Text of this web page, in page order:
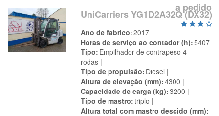
a pedido
UniCarriers YG1D2A32Q (DX32)
Ano de fabrico 2017
Horas de serviço ao contador (h) 5407
Tipo Empilhador de contrapeso 4
rodas
Tipo de propulsão Diesel
Altura de elevação (mm) 4300
Capacidade de carga (kg) 3200
Tipo de mastro triplo
Altura total com mastro descido (mm)